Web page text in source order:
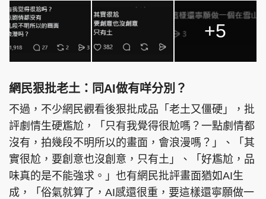
+5
網民狠批老土：同AI做有咩分別？
不過，不少網民觀看後狠批成品「老土又僵硬」，批
評劇情生硬尷尬，「只有我覺得很尬嗎？一點劇情都
沒有，拍幾段不明所以的畫面，會浪漫嗎？」、「其
實很尬，要創意也沒創意，只有土」、「好尷尬，品
味真的是不能強求。」也有網民批評畫面猶如AI生
成，「俗氣就算了，AI感還很重，要這樣還寧願做一